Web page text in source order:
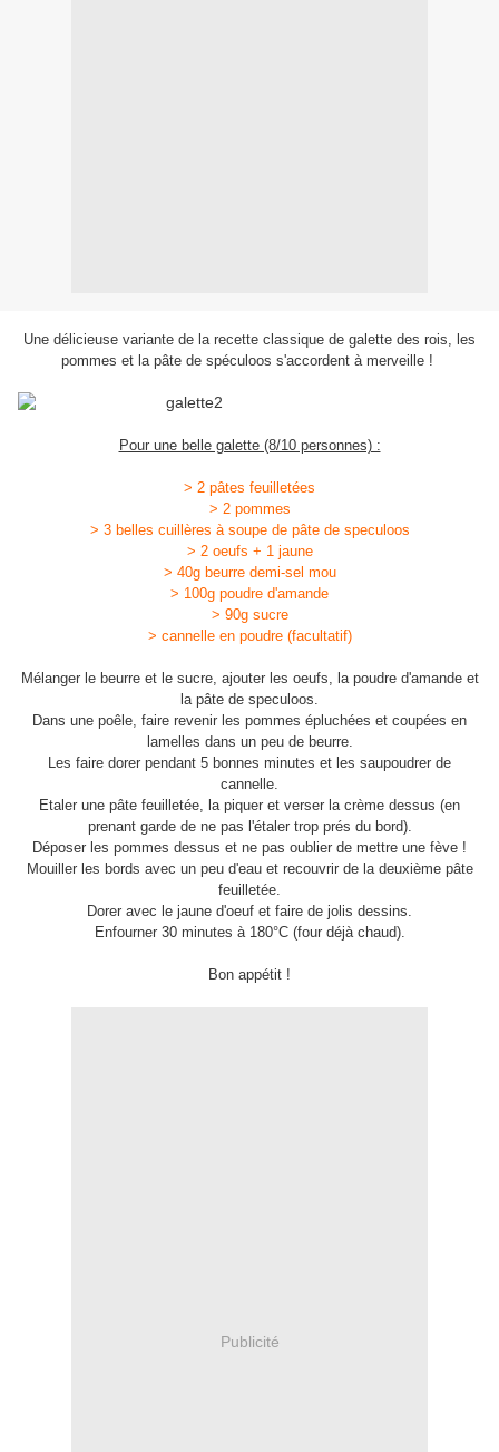
Une délicieuse variante de la recette classique de galette des rois, les
pommes et la pâte de spéculoos s'accordent à merveille !
Pour une belle galette (8/10 personnes) :
> 2 pâtes feuilletées
> 2 pommes
> 3 belles cuillères à soupe de pâte de speculoos
> 2 oeufs + 1 jaune
> 40g beurre demi-sel mou
> 100g poudre d'amande
> 90g sucre
> cannelle en poudre (facultatif)
Mélanger le beurre et le sucre, ajouter les oeufs, la poudre d'amande et
la pâte de speculoos.
Dans une poêle, faire revenir les pommes épluchées et coupées en
lamelles dans un peu de beurre.
Les faire dorer pendant 5 bonnes minutes et les saupoudrer de
cannelle.
Etaler une pâte feuilletée, la piquer et verser la crème dessus (en
prenant garde de ne pas l'étaler trop prés du bord).
Déposer les pommes dessus et ne pas oublier de mettre une fève !
Mouiller les bords avec un peu d'eau et recouvrir de la deuxième pâte
feuilletée.
Dorer avec le jaune d'oeuf et faire de jolis dessins.
Enfourner 30 minutes à 180°C (four déjà chaud).
Bon appétit !
Publicité